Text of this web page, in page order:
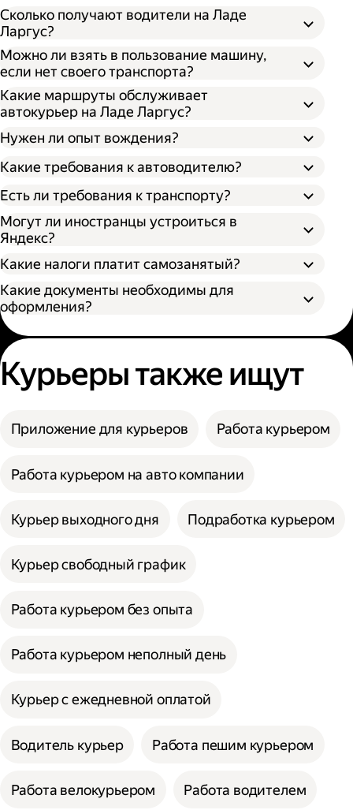
Сколько получают водители на Ладе
Ларгус?
Можно ли взять в пользование машину,
если нет своего транспорта?
Какие маршруты обслуживает
автокурьер на Ладе Ларгус?
Нужен ли опыт вождения?
Какие требования к автоводителю?
Есть ли требования к транспорту?
Могут ли иностранцы устроиться в
Яндекс?
Какие налоги платит самозанятый?
Какие документы необходимы для
оформления?
Курьеры также ищут
Приложение для курьеров Работа курьером
Работа курьером на авто компании
Курьер выходного дня Подработка курьером
Курьер свободный график
Работа курьером без опыта
Работа курьером неполный день
Курьер с ежедневной оплатой
Водитель курьер Работа пешим курьером
Работа велокурьером Работа водителем